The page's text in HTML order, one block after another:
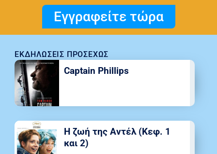
Εγγραφείτε τώρα
ΕΚΔΗΛΏΣΕΙΣ ΠΡΟΣΕΧΏΣ
Captain Phillips
Η ζωή της Αντέλ (Κεφ. 1
και 2)